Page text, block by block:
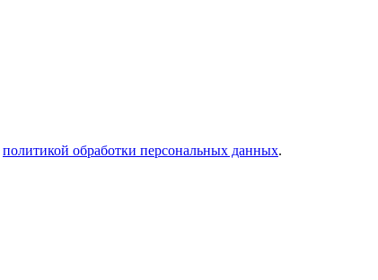
политикой обработки персональных данных.